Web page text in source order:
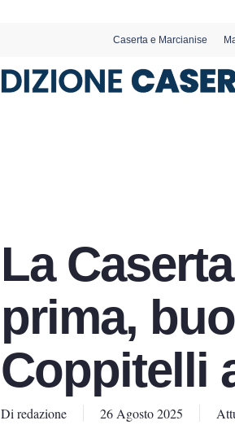
Caserta e Marcianise
La
prima,
Coppitelli
Di redazione 26 Agosto 2025